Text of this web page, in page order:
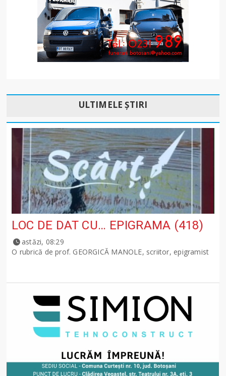
ULTIMELE ȘTIRI
LOC DE DAT CU… EPIGRAMA (418)
astăzi, 08:29
O rubrică de prof. GEORGICĂ MANOLE, scriitor, epigramist